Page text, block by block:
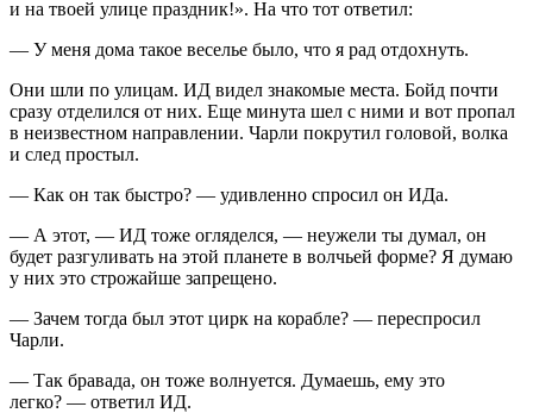
и на твоей улице праздник!». На что тот ответил:
— У меня дома такое веселье было, что я рад отдохнуть.
Они шли по улицам. ИД видел знакомые места. Бойд почти
сразу отделился от них. Еще минута шел с ними и вот пропал
в неизвестном направлении. Чарли покрутил головой, волка
и след простыл.
— Как он так быстро? — удивленно спросил он ИДа.
— А этот, — ИД тоже огляделся, — неужели ты думал, он
будет разгуливать на этой планете в волчьей форме? Я думаю
у них это строжайше запрещено.
— Зачем тогда был этот цирк на корабле? — переспросил
Чарли.
— Так бравада, он тоже волнуется. Думаешь, ему это
легко? — ответил ИД.